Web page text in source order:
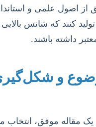
از اصول علمی و
کنند که شانس
داشته باشند.
و
یک مقاله موفق،